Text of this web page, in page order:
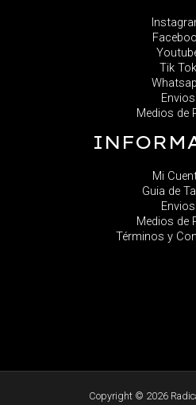
Tik Tok
Envios
Medios de
Mi
Guia de
Envios
Medios de
Términos y
Copyright © 2026